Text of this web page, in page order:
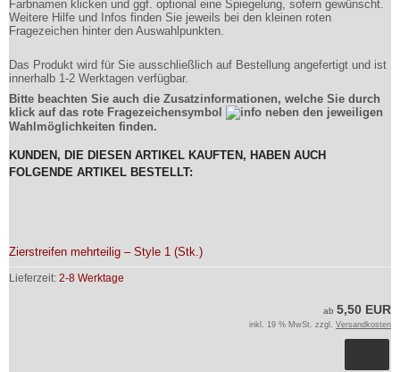
Farbnamen klicken und ggf. optional eine Spiegelung, sofern gewünscht.
Weitere Hilfe und Infos finden Sie jeweils bei den kleinen roten
Fragezeichen hinter den Auswahlpunkten.
Das Produkt wird für Sie ausschließlich auf Bestellung angefertigt und ist
innerhalb 1-2 Werktagen verfügbar.
Bitte beachten Sie auch die Zusatzinformationen, welche Sie durch
klick auf das rote Fragezeichensymbol
neben den jeweiligen
Wahlmöglichkeiten finden.
KUNDEN, DIE DIESEN ARTIKEL KAUFTEN, HABEN AUCH
FOLGENDE ARTIKEL BESTELLT:
Zierstreifen mehrteilig – Style 1 (Stk.)
Lieferzeit: 2-8 Werktage
ab 5,50 EUR
inkl. 19 % MwSt. zzgl. Versandkosten